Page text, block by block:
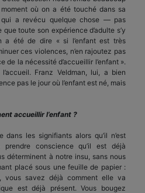
où on a été touché dans sa
qui a revécu quelque chose — pas
toute son expérience d’adulte s’y
a été de dire « si l’enfant est très
ces violences, n’en rajoutez pas
la nécessité d’accueillir l’enfant ».
Franz Veldman, lui, a bien
pas le jour où l’enfant est né, mais
accueillir l’enfant ?
les signifiants alors qu’il n’est
conscience qu’il est déjà
déterminent à notre insu, sans nous
placé sous une feuille de papier :
vous savez déjà comment elle va
est déjà présent. Vous bougez